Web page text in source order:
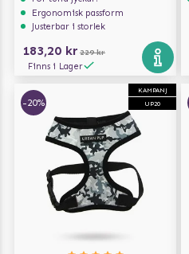
Ergonomisk passform
Justerbar i storlek
183,20 kr 229 kr
Finns i Lager
KAMPANJ
UP20
-20%